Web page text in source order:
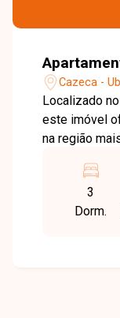
Cazeca -
Localizado
este imóvel
na região
bancos,
além do
ideal para
banheiro
3
Dorm.